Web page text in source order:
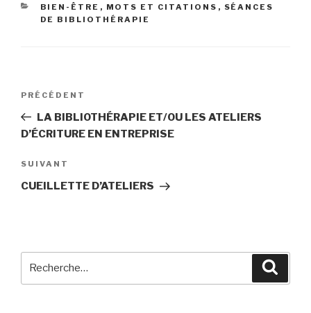
CATÉGORIES
BIEN-ÊTRE , MOTS ET CITATIONS , SÉANCES
DE BIBLIOTHÉRAPIE
Navigation
l’article
Article
précédent
PRÉCÉDENT
LA BIBLIOTHÉRAPIE ET/OU LES ATELIERS
D’ÉCRITURE EN ENTREPRISE
Article
suivant
SUIVANT
CUEILLETTE D’ATELIERS